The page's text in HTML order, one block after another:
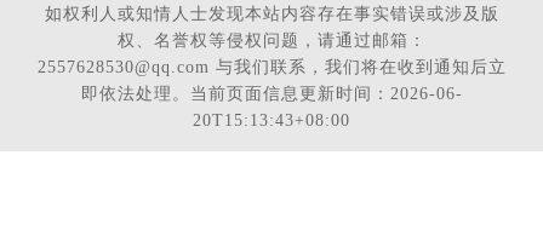
如权利人或知情人士发现本站内容存在事实错误或涉及版
权、名誉权等侵权问题，请通过邮箱：
2557628530@qq.com 与我们联系，我们将在收到通知后立
即依法处理。当前页面信息更新时间：2026-06-
20T15:13:43+08:00